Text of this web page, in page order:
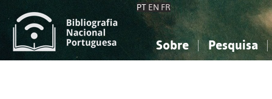
PT EN FR
Sobre Pesquisa